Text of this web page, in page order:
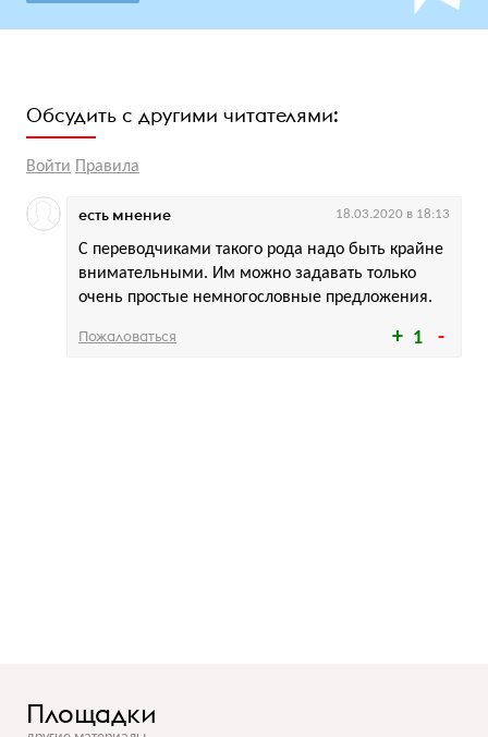
Обсудить с другими читателями:
Войти Правила
1
С переводчиками такого рода надо быть крайне
внимательными. Им можно задавать только
очень простые немногословные предложения.
есть мнение 18.03.2020 в 18:13
Пожаловаться
Площадки